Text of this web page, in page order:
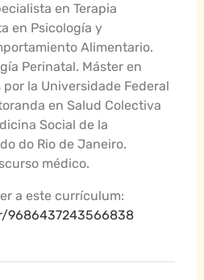
en Terapia
en Psicología y
Alimentario.
Perinatal. Máster en
la Universidade Federal
en Salud Colectiva
Social de la
do Rio de Janeiro.
médico.
a este currículum:
9686437243566838